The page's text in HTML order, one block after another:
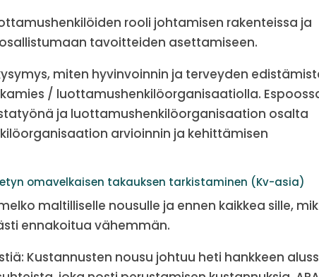
rooli johtamisen rakenteissa ja
tavoitteiden asettamiseen.
miten hyvinvoinnin ja terveyden
/ luottamushenkilöorganisaatiolla.
ja luottamushenkilöorganisaation osalta
arvioinnin ja kehittämisen
omavelkaisen takauksen tarkistaminen (Kv-asia)
maltilliselle nousulle ja ennen kaikkea sille,
ennakoitua vähemmän.
Kustannusten nousu johtuu heti hankkeen